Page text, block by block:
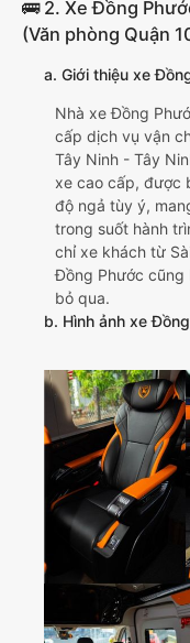
🚌 2. Xe Đồng
(Văn phòng Quận
a. Giới thiệu xe
Nhà xe Đồng
cấp dịch vụ vận
Tây Ninh - Tây
xe cao cấp, được
độ ngả tùy ý,
trong suốt hành
chỉ xe khách từ
Đồng Phước cũng
bỏ qua.
b. Hình ảnh xe